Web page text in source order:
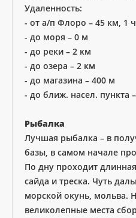
Удаленность:
- от а/п Флоро – 45 км, 1
- до моря – 0 м
- до реки – 2 км
- до озера – 2 км
- до магазина – 400 м
- до ближ. насел. пункта
Рыбалка
Лучшая рыбалка – в
базы, в самом начале
По дну проходит
сайда и треска. Чуть
морской окунь, мольва.
великолепные места